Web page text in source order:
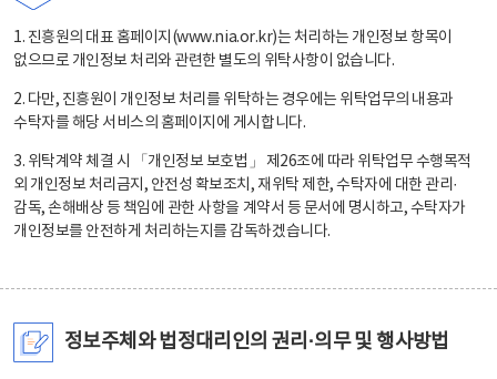
1. 진흥원의 대표 홈페이지(www.nia.or.kr)는 처리하는 개인정보 항목이
없으므로 개인정보 처리와 관련한 별도의 위탁사항이 없습니다.
2. 다만, 진흥원이 개인정보 처리를 위탁하는 경우에는 위탁업무의 내용과
수탁자를 해당 서비스의 홈페이지에 게시합니다.
3. 위탁계약 체결 시 「개인정보 보호법」 제26조에 따라 위탁업무 수행목적
외 개인정보 처리금지, 안전성 확보조치, 재위탁 제한, 수탁자에 대한 관리·
감독, 손해배상 등 책임에 관한 사항을 계약서 등 문서에 명시하고, 수탁자가
개인정보를 안전하게 처리하는지를 감독하겠습니다.
정보주체와 법정대리인의 권리·의무 및 행사방법